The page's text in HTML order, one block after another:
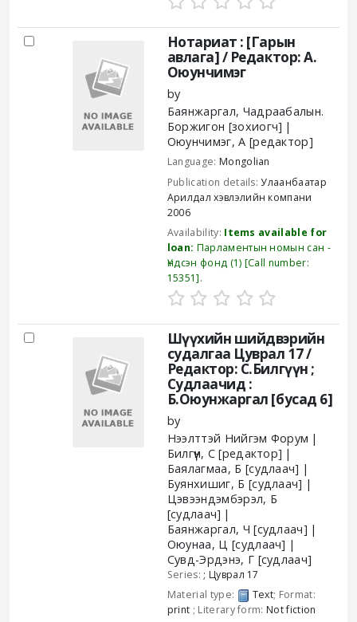
Нотариат : [Гарын
авлага] / Редактор: А.
Оюунчимэг
by
Баянжаргал, Чадраабалын.
Боржигон [зохиогч]
Оюунчимэг, А [редактор]
Language: Mongolian
Publication details:Улаанбаатар
Арилдал хэвлэлийн компани
2006
Availability: Items available for
loan: Парламентын номын сан -
Үндсэн фонд (1) Call number:
15351 .
Шүүхийн шийдвэрийн
судалгаа Цуврал 17 /
Редактор: С.Билгүүн ;
Судлаачид :
Б.Оюунжаргал [бусад 6]
by
Нээлттэй Нийгэм Форум
Билгүүн, С[редактор]
Баялагмаа, Б [судлаач]
Буянхишиг, Б [судлаач]
Цэвээндэмбэрэл, Б
[судлаач]
Баянжаргал, Ч [судлаач]
Оюунаа, Ц [судлаач]
Сувд-Эрдэнэ, Г [судлаач]
Series: ; Цуврал 17
Material type:
Text; Format:
print ; Literary form:Not fiction